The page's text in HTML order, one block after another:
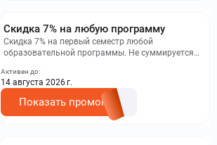
Скидка 7% на любую программу
Скидка 7% на первый семестр любой
образовательной программы. Не суммируется с
на сайте.
Активен до:
14 августа 2026 г.
Показать промокод